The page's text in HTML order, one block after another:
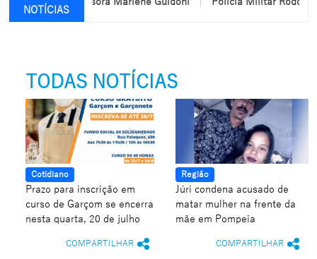
NOTÍCIAS
TODAS NOTÍCIAS
Cotidiano
Prazo para inscrição em
curso de Garçom se encerra
nesta quarta, 20 de julho
COMPARTILHAR
Região
Júri condena acusado de
matar mulher na frente da
mãe em Pompeia
COMPARTILHAR